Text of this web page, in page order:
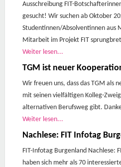
Ausschreibung FIT-
gesucht! Wir suchen ab Oktober
Studentinnen/Absolventinnen aus
Mitarbeit im Projekt FIT
Weiter lesen...
TGM ist neuer
Wir freuen uns, dass das TGM als
mit seinen vielfältigen Kolleg-
alternativen Berufsweg gibt.
Weiter lesen...
Nachlese: FIT Infotag
FIT-Infotag Burgenland Nachlese:
haben sich mehr als 70